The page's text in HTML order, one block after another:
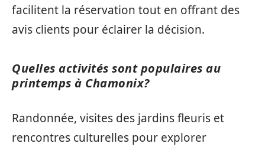
facilitent la réservation tout en offrant des
avis clients pour éclairer la décision.
Quelles activités sont populaires au
printemps à Chamonix?
Randonnée, visites des jardins fleuris et
rencontres culturelles pour explorer